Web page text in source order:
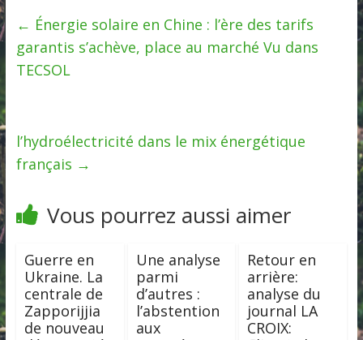
← Énergie solaire en Chine : l’ère des tarifs
garantis s’achève, place au marché Vu dans
TECSOL
l’hydroélectricité dans le mix énergétique
français →
Vous pourrez aussi aimer
Guerre en
Ukraine. La
centrale de
Zapporijjia
de nouveau
Une analyse
parmi
d’autres :
l’abstention
aux
Retour en
arrière:
analyse du
journal LA
CROIX: